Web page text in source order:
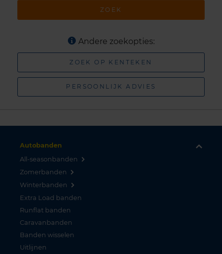
ZOEK
Andere zoekopties:
ZOEK OP KENTEKEN
PERSOONLIJK ADVIES
Autobanden
All-seasonbanden
Zomerbanden
Winterbanden
Extra Load banden
Runflat banden
Caravanbanden
Banden wisselen
Uitlijnen